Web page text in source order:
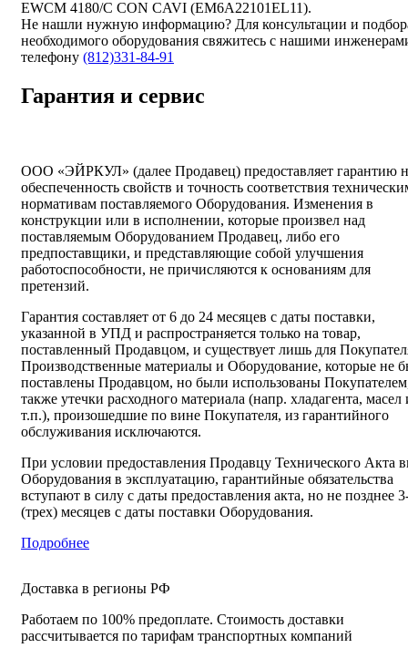
EWCM 4180/C CON CAVI (EM6A22101EL11).
Не нашли нужную информацию? Для консультации и
необходимого оборудования свяжитесь с нашими
телефону (812)331-84-91
Гарантия и сервис
ООО «ЭЙРКУЛ» (далее Продавец) предоставляет гарантию
обеспеченность свойств и точность соответствия
нормативам поставляемого Оборудования. Изменения в
конструкции или в исполнении, которые произвел над
поставляемым Оборудованием Продавец, либо его
предпоставщики, и представляющие собой улучшения
работоспособности, не причисляются к основаниям для
претензий.
Гарантия составляет от 6 до 24 месяцев с даты поставки,
указанной в УПД и распространяется только на товар,
поставленный Продавцом, и существует лишь для
Производственные материалы и Оборудование, которые не
поставлены Продавцом, но были использованы
также утечки расходного материала (напр. хладагента, масел
т.п.), произошедшие по вине Покупателя, из гарантийного
обслуживания исключаются.
При условии предоставления Продавцу Технического Акта
Оборудования в эксплуатацию, гарантийные обязательства
вступают в силу с даты предоставления акта, но не позднее
(трех) месяцев с даты поставки Оборудования.
Подробнее
Доставка в регионы РФ
Работаем по 100% предоплате. Стоимость доставки
рассчитывается по тарифам транспортных компаний